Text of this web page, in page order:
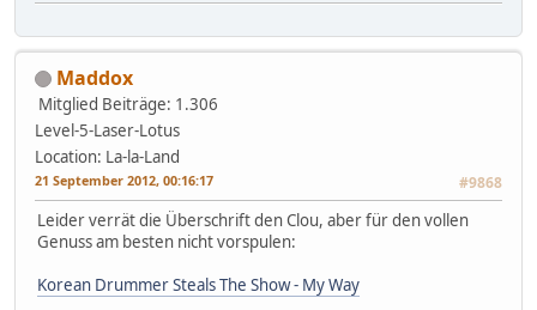
Maddox
Mitglied Beiträge: 1.306
Level-5-Laser-Lotus
Location: La-la-Land
21 September 2012, 00:16:17 #9868
Leider verrät die Überschrift den Clou, aber für den vollen
Genuss am besten nicht vorspulen:
Korean Drummer Steals The Show - My Way